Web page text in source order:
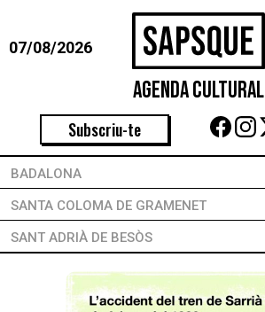
07/08/2026
Agenda Cultural
Subscriu-te
BADALONA
SANTA COLOMA DE GRAMENET
SANT ADRIÀ DE BESÒS